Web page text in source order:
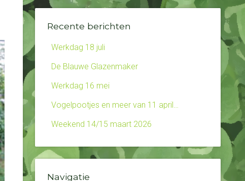
Recente berichten
Werkdag 18 juli
De Blauwe Glazenmaker
Werkdag 16 mei
Vogelpootjes en meer van 11 april…
Weekend 14/15 maart 2026
Navigatie